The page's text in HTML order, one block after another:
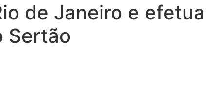
de Janeiro e efetua
Sertão